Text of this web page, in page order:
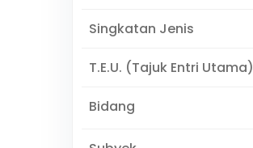
Singkatan Jenis
T.E.U. (Tajuk Entri Utama)
Bidang